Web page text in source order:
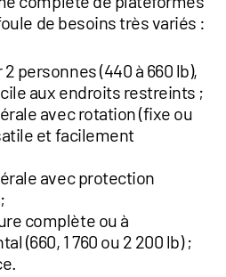
de besoins très variés :
personnes (440 à 660 lb),
aux endroits restreints ;
avec rotation (fixe ou
et facilement
avec protection
complète ou à
(660, 1 760 ou 2 200 lb) ;